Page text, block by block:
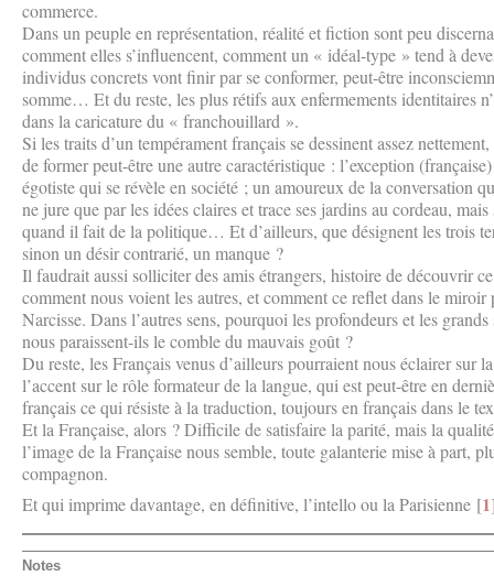
commerce.
Dans un peuple en représentation, réalité et fiction sont peu
comment elles s’influencent, comment un « idéal-type » tend à
individus concrets vont finir par se conformer, peut-être
somme… Et du reste, les plus rétifs aux enfermements identitaires
dans la caricature du « franchouillard ».
Si les traits d’un tempérament français se dessinent assez
de former peut-être une autre caractéristique : l’exception
égotiste qui se révèle en société ; un amoureux de la conversation
ne jure que par les idées claires et trace ses jardins au cordeau,
quand il fait de la politique… Et d’ailleurs, que désignent les trois
sinon un désir contrarié, un manque ?
Il faudrait aussi solliciter des amis étrangers, histoire de découvrir
comment nous voient les autres, et comment ce reflet dans le
Narcisse. Dans l’autres sens, pourquoi les profondeurs et les
nous paraissent-ils le comble du mauvais goût ?
Du reste, les Français venus d’ailleurs pourraient nous éclairer sur
l’accent sur le rôle formateur de la langue, qui est peut-être en
français ce qui résiste à la traduction, toujours en français dans le
Et la Française, alors ? Difficile de satisfaire la parité, mais la
l’image de la Française nous semble, toute galanterie mise à part,
compagnon.
Et qui imprime davantage, en définitive, l’intello ou la Parisienne [1
Notes